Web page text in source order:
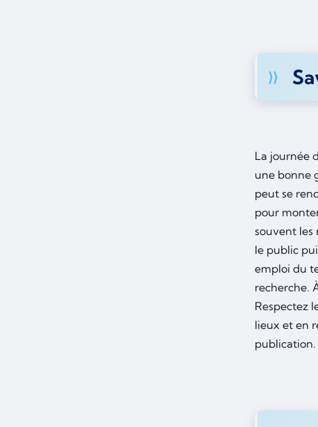
La journée
une bonne
peut se
pour
souvent les
le public
emploi du
recherche.
Respectez
lieux et en
publication.